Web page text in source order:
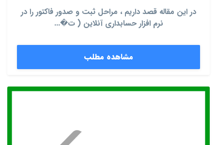
در این مقاله قصد داریم ، مراحل ثبت و صدور فاکتور را در
نرم افزار حسابداری آنلاین ( ت�...
مشاهده مطلب